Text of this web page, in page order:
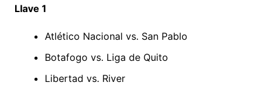
Llave 1
Atlético Nacional vs. San Pablo
Botafogo vs. Liga de Quito
Libertad vs. River